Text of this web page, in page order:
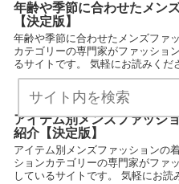
年齢や季節に合わせたメン
【決定版】
年齢や季節に合わせたメンズファ
カテゴリーの専門家がファッショ
るサイトです。 気軽にお読みく
アイテム別メンズファッシ
紹介【決定版】
アイテム別メンズファッションの
ションカテゴリーの専門家がファ
しているサイトです。 気軽にお